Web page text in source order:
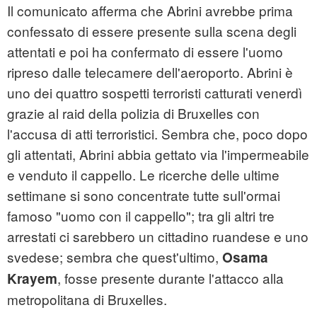
Il comunicato afferma che Abrini avrebbe prima
confessato di essere presente sulla scena degli
attentati e poi ha confermato di essere l'uomo
ripreso dalle telecamere dell'aeroporto. Abrini è
uno dei quattro sospetti terroristi catturati venerdì
grazie al raid della polizia di Bruxelles con
l'accusa di atti terroristici. Sembra che, poco dopo
gli attentati, Abrini abbia gettato via l'impermeabile
e venduto il cappello. Le ricerche delle ultime
settimane si sono concentrate tutte sull'ormai
famoso "uomo con il cappello"; tra gli altri tre
arrestati ci sarebbero un cittadino ruandese e uno
svedese; sembra che quest'ultimo, Osama
Krayem, fosse presente durante l'attacco alla
metropolitana di Bruxelles.